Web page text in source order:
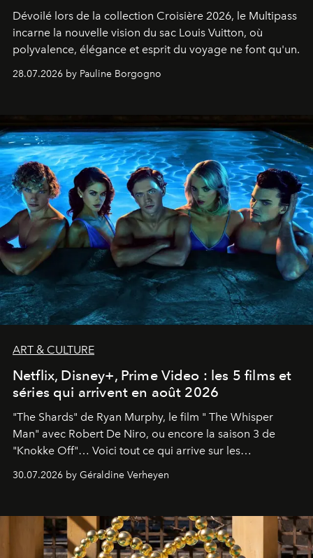
Dévoilé lors de la collection Croisière 2026, le Multipass
incarne la nouvelle vision du sac Louis Vuitton, où
polyvalence, élégance et esprit du voyage ne font qu'un.
28.07.2026 by Pauline Borgogno
ART & CULTURE
Netflix, Disney+, Prime Video : les 5 films et
séries qui arrivent en août 2026
"The Shards" de Ryan Murphy, le film " The Whisper
Man" avec Robert De Niro, ou encore la saison 3 de
"Knokke Off"… Voici tout ce qui arrive sur les
30.07.2026 by Géraldine Verheyen